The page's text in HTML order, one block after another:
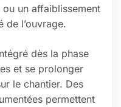
un affaiblissement
de l’ouvrage.
dès la phase
et se prolonger
le chantier. Des
permettent